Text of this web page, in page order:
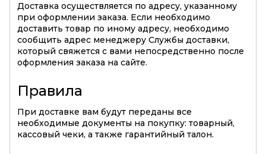
Доставка осуществляется по адресу, указанному
при оформлении заказа. Если необходимо
доставить товар по иному адресу, необходимо
сообщить адрес менеджеру Службы доставки,
который свяжется с вами непосредственно после
оформления заказа на сайте.
Правила
При доставке вам будут переданы все
необходимые документы на покупку: товарный,
кассовый чеки, а также гарантийный талон.